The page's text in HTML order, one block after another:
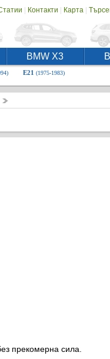
| Контакти | Карта|
BMW X3
E21 (1975-1983)
прекомерна сила.